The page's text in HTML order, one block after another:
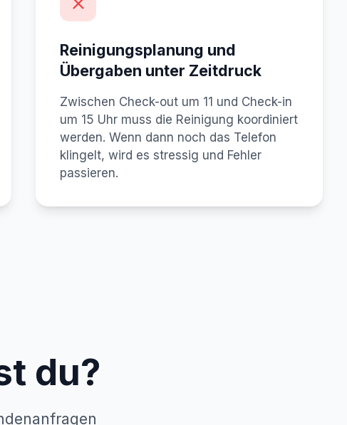
Reinigungsplanung und
Übergaben unter Zeitdruck
Zwischen Check-out um 11 und Check-in
um 15 Uhr muss die Reinigung koordiniert
werden. Wenn dann noch das Telefon
klingelt, wird es stressig und Fehler
passieren.
du?